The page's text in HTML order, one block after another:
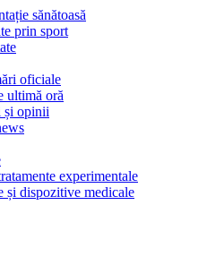
sănătoasă
prin sport
oficiale
ultimă oră
și opinii
experimentale
și dispozitive medicale